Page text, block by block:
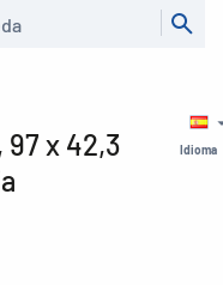
Idioma
97 x 42,3